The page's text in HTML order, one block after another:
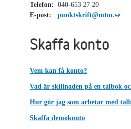
Telefon: 040-653 27 20
E-post:
punktskrift@mtm.se
Skaffa konto
Vem kan få konto?
Vad är skillnaden på en talbok
Hur gör jag som arbetar med
Skaffa demokonto